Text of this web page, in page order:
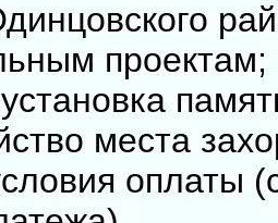
проектам;
места
оплаты